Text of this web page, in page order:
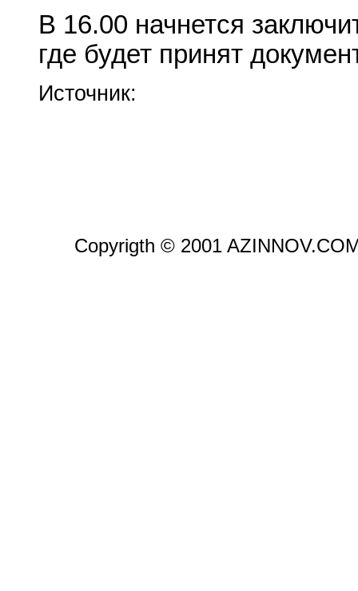
В 16.00 начнется
где будет принят
Источник:
Copyrigth © 2001